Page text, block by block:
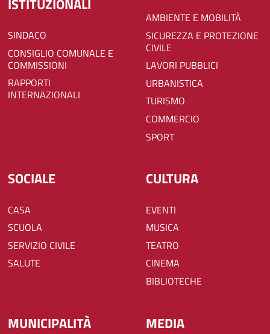
SINDACO
CONSIGLIO COMUNALE E
COMMISSIONI
RAPPORTI
INTERNAZIONALI
AMBIENTE E MOBILITÀ
SICUREZZA E PROTEZIONE
CIVILE
LAVORI PUBBLICI
URBANISTICA
TURISMO
COMMERCIO
SPORT
SOCIALE
CASA
SCUOLA
SERVIZIO CIVILE
SALUTE
CULTURA
EVENTI
MUSICA
TEATRO
CINEMA
BIBLIOTECHE
MUNICIPALITÀ MEDIA